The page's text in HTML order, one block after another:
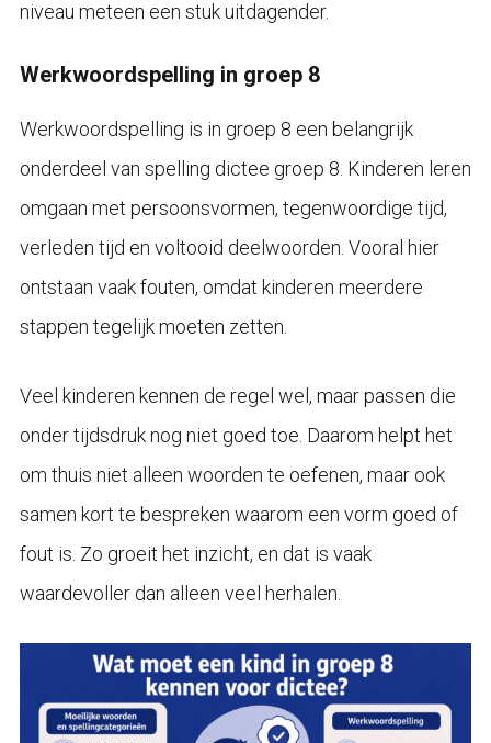
niveau meteen een stuk uitdagender.
Werkwoordspelling in groep 8
Werkwoordspelling is in groep 8 een belangrijk
onderdeel van spelling dictee groep 8. Kinderen leren
omgaan met persoonsvormen, tegenwoordige tijd,
verleden tijd en voltooid deelwoorden. Vooral hier
ontstaan vaak fouten, omdat kinderen meerdere
stappen tegelijk moeten zetten.
Veel kinderen kennen de regel wel, maar passen die
onder tijdsdruk nog niet goed toe. Daarom helpt het
om thuis niet alleen woorden te oefenen, maar ook
samen kort te bespreken waarom een vorm goed of
fout is. Zo groeit het inzicht, en dat is vaak
waardevoller dan alleen veel herhalen.